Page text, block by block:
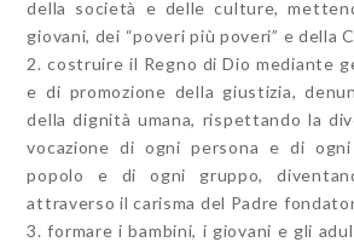
della società e delle culture,
giovani, dei “poveri più poveri” e della
2. costruire il Regno di Dio mediante
e di promozione della giustizia,
della dignità umana, rispettando la
vocazione di ogni persona e di
popolo e di ogni gruppo,
attraverso il carisma del Padre
3. formare i bambini, i giovani e gli